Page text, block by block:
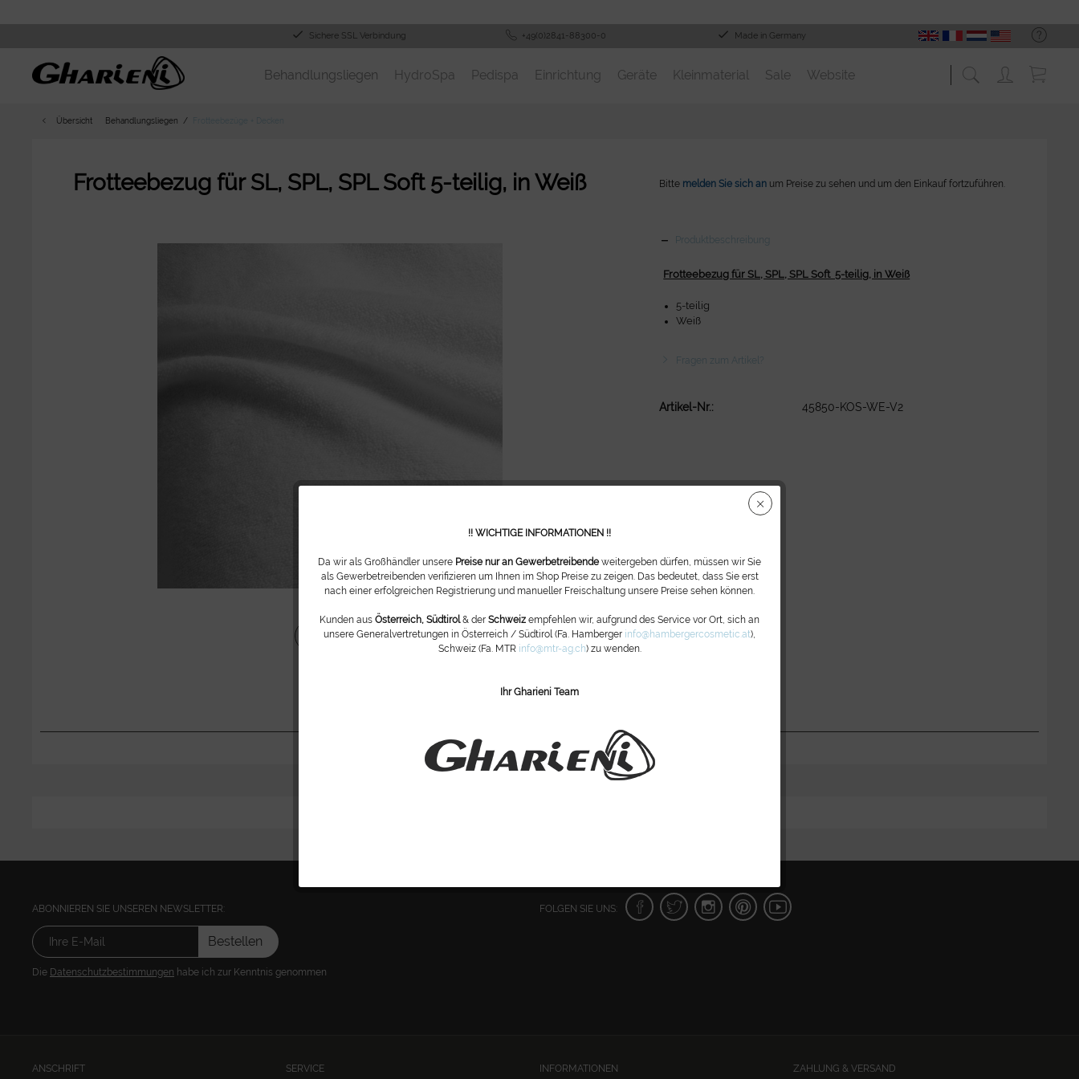
Sichere SSL Verbindung +49(0)2841-88300-0 Made in Germany
Behandlungsliegen HydroSpa Pedispa Einrichtung Geräte Kleinmaterial Sale Website
Übersicht Behandlungsliegen
Frotteebezug für SL, SPL, SPL Soft 5-teilig, in Weiß
Teilen
Bitte melden Sie sich an um Preise zu sehen und um den Einkauf fortzuführen.
Produktbeschreibung
Frotteebezug für SL, SPL, SPL Soft 5-teilig, in Weiß
5-teilig
Weiß
Fragen zum Artikel?
Artikel-Nr.: 45850-KOS-WE-V2
ABONNIEREN SIE UNSEREN NEWSLETTER:
Bestellen
Die Datenschutzbestimmungen habe ich zur Kenntnis genommen
FOLGEN SIE UNS:
ANSCHRIFT SERVICE INFORMATIONEN ZAHLUNG & VERSAND
!! WICHTIGE INFORMATIONEN !!
Da wir als Großhändler unsere Preise nur an Gewerbetreibendeweitergeben dürfen, müssen wir Sie
als Gewerbetreibenden verifizieren um Ihnen im Shop Preise zu zeigen. Das bedeutet, dass Sie erst
nach einer erfolgreichen Registrierung und manueller Freischaltung unsere Preise sehen können.
Kunden aus Österreich, Südtirol& der Schweiz empfehlen wir, aufgrund des Service vor Ort, sich an
unsere Generalvertretungen in Österreich / Südtirol (Fa. Hamberger info@hambergercosmetic.at),
Schweiz (Fa. MTR info@mtr-ag.ch) zu wenden.
Ihr Gharieni Team